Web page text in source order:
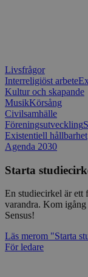
Livsfrågor
Interreligiöst arbete
Kultur och skapande
MusikKörsång
Civilsamhälle
Föreningsutveckling
Existentiell hållbarhet
Agenda 2030
Starta
En studiecirkel är ett
varandra. Kom
Sensus!
Läs merom "Starta
För ledare